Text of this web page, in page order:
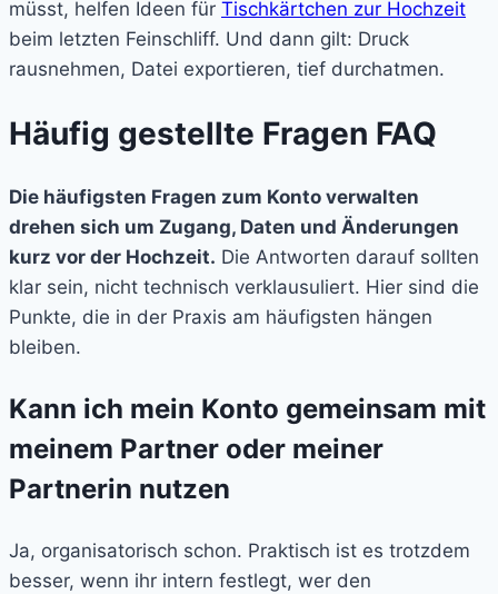
müsst, helfen Ideen für Tischkärtchen zur Hochzeit
beim letzten Feinschliff. Und dann gilt: Druck
rausnehmen, Datei exportieren, tief durchatmen.
Häufig gestellte Fragen FAQ
Die häufigsten Fragen zum Konto verwalten
drehen sich um Zugang, Daten und Änderungen
kurz vor der Hochzeit. Die Antworten darauf sollten
klar sein, nicht technisch verklausuliert. Hier sind die
Punkte, die in der Praxis am häufigsten hängen
bleiben.
Kann ich mein Konto gemeinsam mit
meinem Partner oder meiner
Partnerin nutzen
Ja, organisatorisch schon. Praktisch ist es trotzdem
besser, wenn ihr intern festlegt, wer den